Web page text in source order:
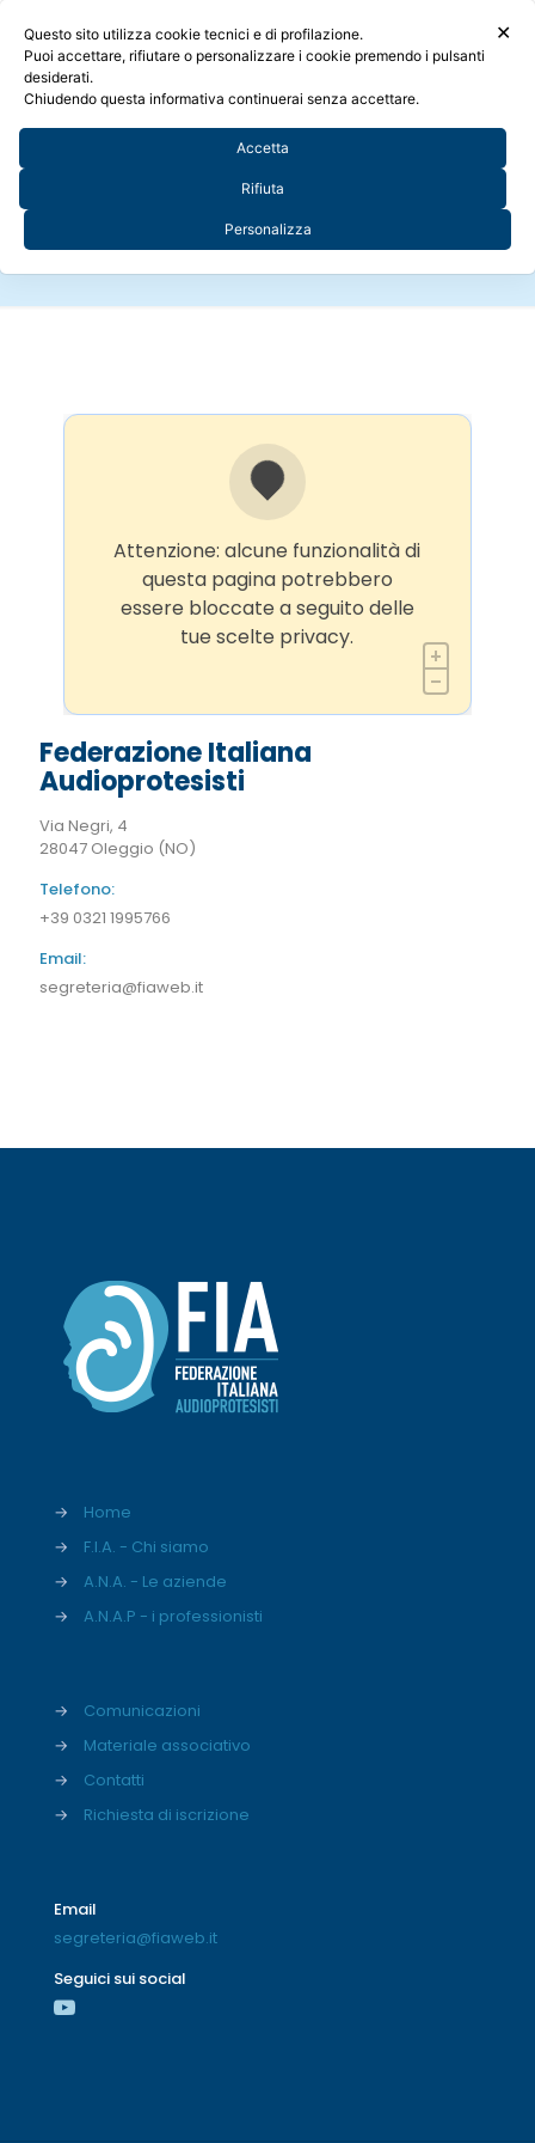
Contatti
Attenzione: alcune funzionalità di
questa pagina potrebbero
essere bloccate a seguito delle
tue scelte privacy.
Federazione Italiana
Audioprotesisti
Via Negri, 4
28047 Oleggio (NO)
Telefono:
+39 0321 1995766
Email:
segreteria@fiaweb.it
→
Home
→
F.I.A. - Chi siamo
→
A.N.A. - Le aziende
→
A.N.A.P - i professionisti
→
Comunicazioni
→
Materiale associativo
→
Contatti
→
Richiesta di iscrizione
Email
segreteria@fiaweb.it
Seguici sui social
✕
Questo sito utilizza cookie tecnici e di profilazione.
Puoi accettare, rifiutare o personalizzare i cookie premendo i pulsanti
desiderati.
Chiudendo questa informativa continuerai senza accettare.
Accetta
Rifiuta
Personalizza